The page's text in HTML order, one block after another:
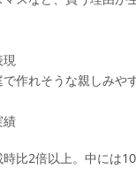
現
作れそうな親しみや
績
比2倍以上。中には10